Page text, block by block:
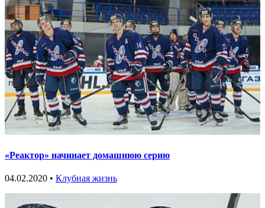
«Реактор» начинает домашнюю серию
04.02.2020 • Клубная жизнь